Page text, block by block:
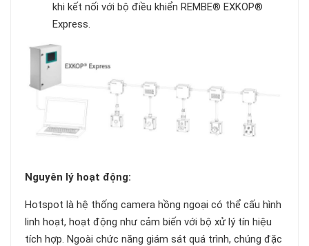
khi kết nối với bộ điều khiển REMBE® EXKOP®
Express.
Nguyên lý hoạt động:
Hotspot là hệ thống camera hồng ngoại có thể cấu hình
linh hoạt, hoạt động như cảm biến với bộ xử lý tín hiệu
tích hợp. Ngoài chức năng giám sát quá trình, chúng đặc